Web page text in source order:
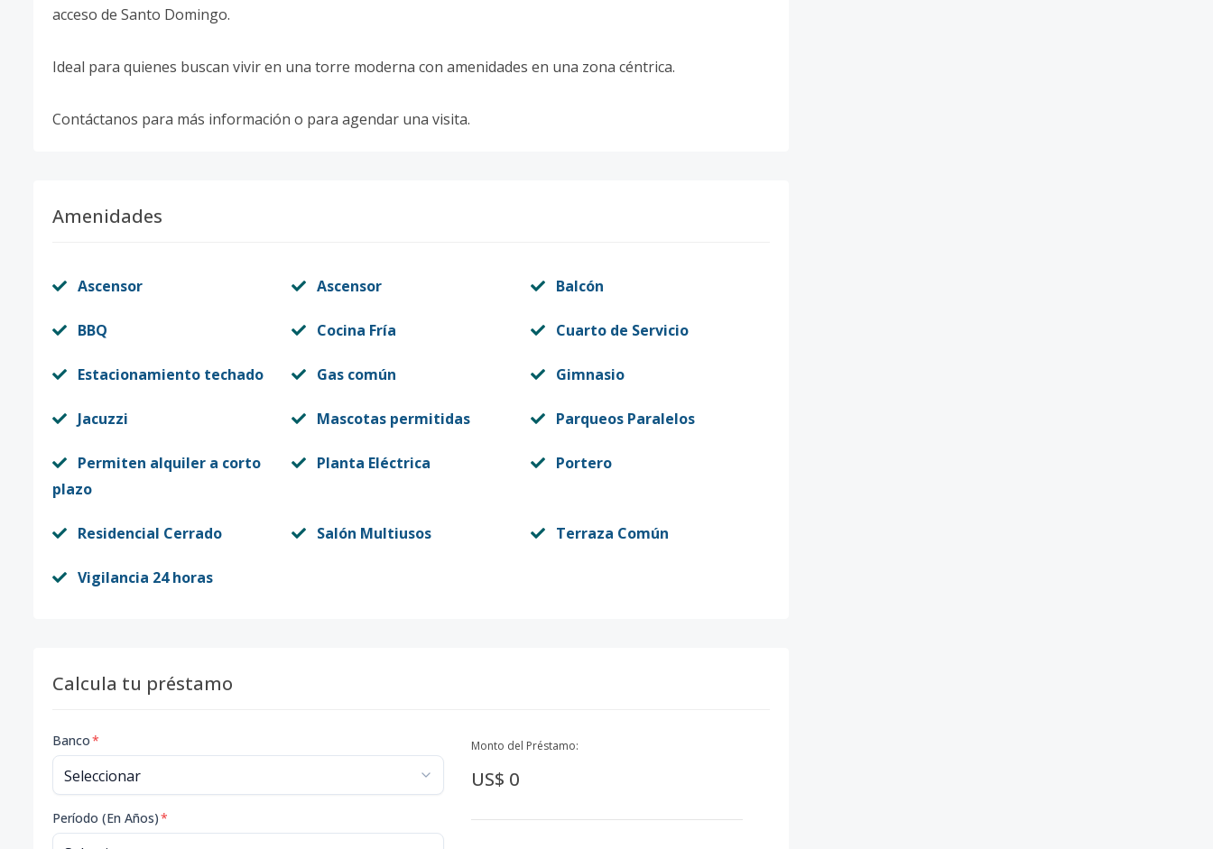
acceso de Santo Domingo.
Ideal para quienes buscan vivir en una torre moderna con amenidades en una zona céntrica.
Contáctanos para más información o para agendar una visita.
Amenidades
Ascensor Ascensor Balcón
BBQ Cocina Fría Cuarto de Servicio
Estacionamiento techado Gas común Gimnasio
Jacuzzi Mascotas permitidas Parqueos Paralelos
Permiten alquiler a corto
plazo
Planta Eléctrica Portero
Residencial Cerrado Salón Multiusos Terraza Común
Vigilancia 24 horas
Calcula tu préstamo
Banco*
Período (En Años)*
Monto del Préstamo:
US$ 0